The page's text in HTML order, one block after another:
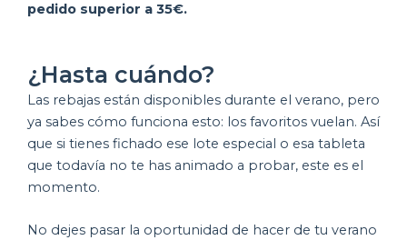
pedido superior a 35€.
¿Hasta cuándo?
Las rebajas están disponibles durante el verano, pero
ya sabes cómo funciona esto: los favoritos vuelan. Así
que si tienes fichado ese lote especial o esa tableta
que todavía no te has animado a probar, este es el
momento.
No dejes pasar la oportunidad de hacer de tu verano